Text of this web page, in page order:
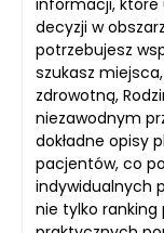
informacji, które
decyzji w
potrzebujesz
szukasz
zdrowotną,
niezawodnym
dokładne opisy
pacjentów, co
indywidualnych
nie tylko ranking